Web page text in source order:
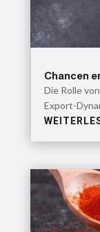
Chancen
Die Rolle
Export-